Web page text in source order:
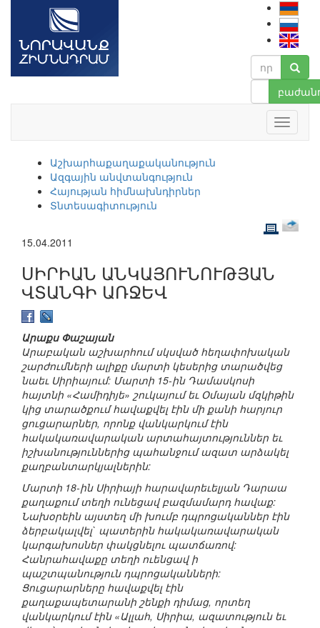
Աշխարհաքաղաքականություն
Ազգային անվտանգություն
Հայության հիմնախնդիրներ
Տնտեսագիտություն
15.04.2011
ՍԻՐԻԱՆ ԱՆԿԱՅՈՒՆՈՒԹՅԱՆ
ՎՏԱՆԳԻ ԱՌՋԵՎ
Արաքս Փաշայան
Արաբական աշխարհում սկսված հեղափոխական
շարժումների ալիքը մարտի կեսերից տարածվեց
նաեւ Սիրիայում: Մարտի 15-ին Դամասկոսի
հայտնի «Համիդիյե» շուկայում եւ Օմայան մզկիթին
կից տարածքում հավաքվել էին մի քանի հարյուր
ցուցարարներ, որոնք վանկարկում էին
հակակառավարական արտահայտություններ եւ
իշխանություններից պահանջում ազատ արձակել
քաղբանտարկյալներին:
Մարտի 18-ին Սիրիայի հարավարեւելյան Դարաա
քաղաքում տեղի ունեցավ բազմամարդ հավաք:
Նախօրեին այստեղ մի խումբ դպրոցականներ էին
ձերբակալվել` պատերին հակակառավարական
կարգախոսներ փակցնելու պատճառով:
Հանրահավաքը տեղի ուենցավ ի
պաշտպանություն դպրոցականների:
Ցուցարարները հավաքվել էին
քաղաքապետարանի շենքի դիմաց, որտեղ
վանկարկում էին «Ալլահ, Սիրիա, ազատություն եւ